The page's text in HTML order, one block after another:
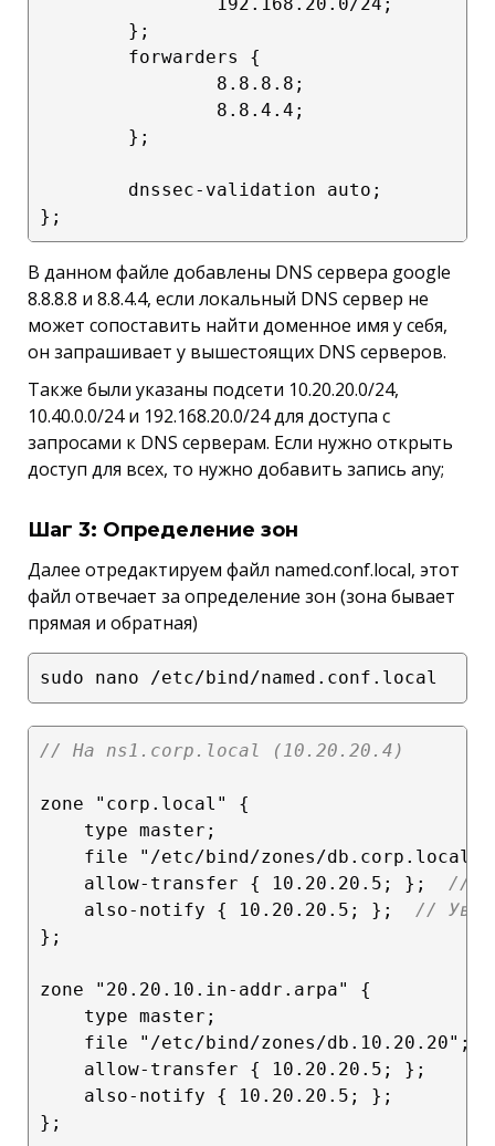
        };
        forwarders {
                8.8.8.8;
                8.8.4.4;
        };
        dnssec-validation auto;
В данном файле добавлены DNS сервера google
8.8.8.8 и 8.8.4.4, если локальный DNS сервер не
может сопоставить найти доменное имя у себя,
он запрашивает у вышестоящих DNS серверов.
Также были указаны подсети 10.20.20.0/24,
10.40.0.0/24 и 192.168.20.0/24 для доступа с
запросами к DNS серверам. Если нужно открыть
доступ для всех, то нужно добавить запись any;
Шаг 3: Определение зон
Далее отредактируем файл named.conf.local, этот
файл отвечает за определение зон (зона бывает
прямая и обратная)
// На ns1.corp.local (10.20.20.4)
zone "corp.local" {
    type master;
file "/etc/bind/zones/
    allow-transfer { 10.20.20.5; };
//
    also-notify { 10.20.20.5; };
//
};
zone "20.20.10.in-addr.arpa" {
    type master;
    file "/etc/bind/zones/db.10.20.20";
    allow-transfer { 10.20.20.5; };
    also-notify { 10.20.20.5; };
};